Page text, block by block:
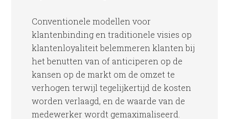
Conventionele modellen voor
klantenbinding en traditionele visies op
klantenloyaliteit belemmeren klanten bij
het benutten van of anticiperen op de
kansen op de markt om de omzet te
verhogen terwijl tegelijkertijd de kosten
worden verlaagd, en de waarde van de
medewerker wordt gemaximaliseerd.